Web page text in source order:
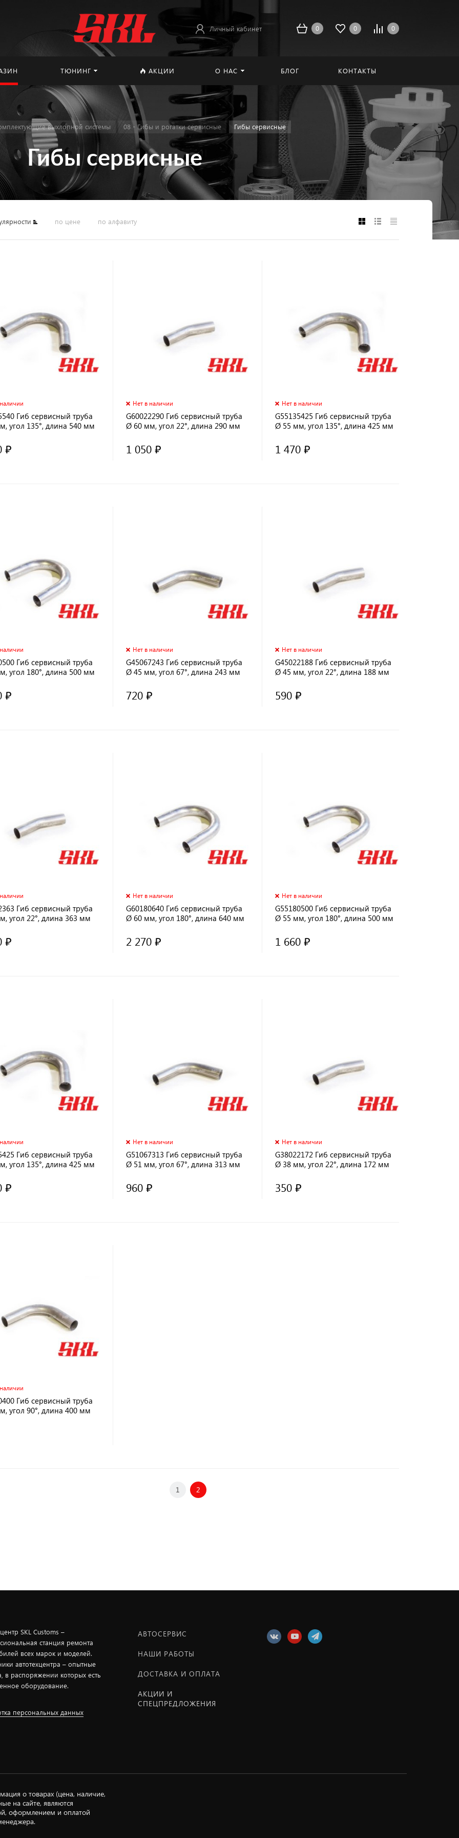
Личный кабинет 0 0 0
ТЮНИНГ АКЦИИ О НАС БЛОГ КОНТАКТЫ
выхлопной системы 08 - Гибы и рогатки сервисные Гибы сервисные
Гибы сервисные
по цене по алфавиту
Гиб сервисный труба
угол 135°, длина 540 мм
₽
Нет в наличии
G60022290 Гиб сервисный труба
Ø 60 мм, угол 22°, длина 290 мм
1 050 ₽
Нет в наличии
G55135425 Гиб сервисный труба
Ø 55 мм, угол 135°, длина 425 мм
1 470 ₽
Гиб сервисный труба
угол 180°, длина 500 мм
₽
Нет в наличии
G45067243 Гиб сервисный труба
Ø 45 мм, угол 67°, длина 243 мм
720 ₽
Нет в наличии
G45022188 Гиб сервисный труба
Ø 45 мм, угол 22°, длина 188 мм
590 ₽
Гиб сервисный труба
угол 22°, длина 363 мм
₽
Нет в наличии
G60180640 Гиб сервисный труба
Ø 60 мм, угол 180°, длина 640 мм
2 270 ₽
Нет в наличии
G55180500 Гиб сервисный труба
Ø 55 мм, угол 180°, длина 500 мм
1 660 ₽
Гиб сервисный труба
угол 135°, длина 425 мм
₽
Нет в наличии
G51067313 Гиб сервисный труба
Ø 51 мм, угол 67°, длина 313 мм
960 ₽
Нет в наличии
G38022172 Гиб сервисный труба
Ø 38 мм, угол 22°, длина 172 мм
350 ₽
Гиб сервисный труба
угол 90°, длина 400 мм
1 2
SKL Customs –
станция ремонта
всех марок и моделей.
автотехцентра – опытные
в распоряжении которых есть
оборудование.
персональных данных
АВТОСЕРВИС
НАШИ РАБОТЫ
ДОСТАВКА И ОПЛАТА
АКЦИИ И
СПЕЦПРЕДЛОЖЕНИЯ
о товарах (цена, наличие,
на сайте, являются
оформлением и оплатой